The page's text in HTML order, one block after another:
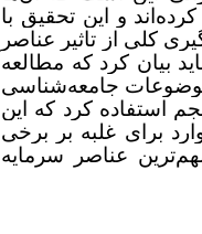
و این تحقیق با
کلی از تاثیر عناصر
بیان کرد که مطالعه
جامعه‌شناسی
استفاده کرد که این
میرمحمدتبار، 1396: 5). باتوجه‌به این موارد برای غلبه بر برخی
ترین عناصر سرمایه